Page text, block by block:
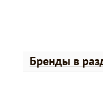
Бренды в